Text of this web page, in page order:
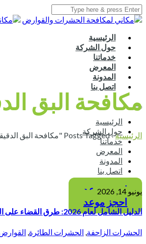
الرئيسية
حول الشركة
خدماتنا
المعرض
المدونة
اتصل بنا
الرئيسية
حول الشركة
خدماتنا
المعرض
المدونة
اتصل بنا
احجز موعد
احجز موعد
مكافحة البق
الرئيسية›Posts Tagged "مكافحة البق الدقيقي في المنزل"
يونيو 14, 2026
الدليل الشامل لعام 2026: طرق القضاء على البق الدق
الحشرات الزاحفة الحشرات الطائرة